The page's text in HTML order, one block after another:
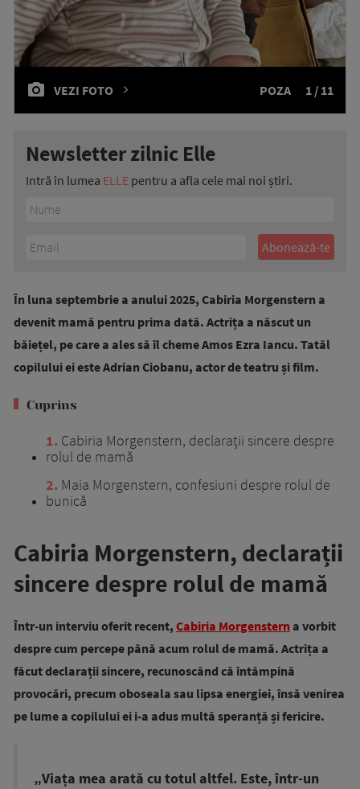
VEZI FOTO POZA 1 / 11
Newsletter zilnic Elle
Intră în lumea ELLE pentru a afla cele mai noi știri.
În luna septembrie a anului 2025, Cabiria Morgenstern a
devenit mamă pentru prima dată. Actrița a născut un
băiețel, pe care a ales să îl cheme Amos Ezra Iancu. Tatăl
copilului ei este Adrian Ciobanu, actor de teatru și film.
Cuprins
1 Cabiria Morgenstern, declarații sincere despre
rolul de mamă
2 Maia Morgenstern, confesiuni despre rolul de
bunică
Cabiria Morgenstern, declarații
sincere despre rolul de mamă
Într-un interviu oferit recent, Cabiria Morgenstern a vorbit
despre cum percepe până acum rolul de mamă. Actrița a
făcut declarații sincere, recunoscând că întâmpină
provocări, precum oboseala sau lipsa energiei, însă venirea
pe lume a copilului ei i-a adus multă speranță și fericire.
„Viața mea arată cu totul altfel. Este, într-un